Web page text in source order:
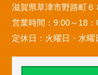
滋賀県草津市野路町６
営業時間： 9:00～18：
定休日： 火曜日・水曜